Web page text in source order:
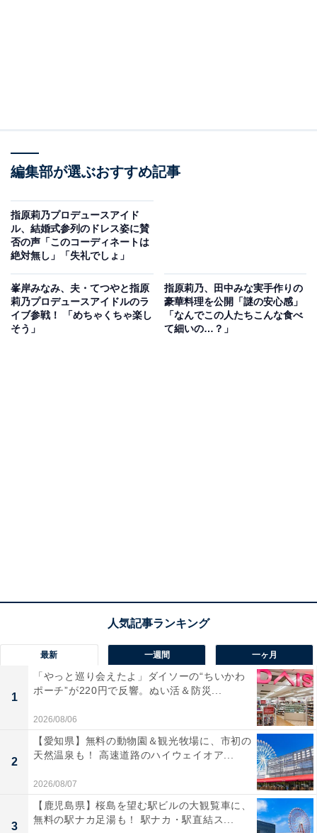
編集部が選ぶおすすめ記事
指原莉乃プロデュースアイド
ル、結婚式参列のドレス姿に賛
否の声「このコーディネートは
絶対無し」「失礼でしょ」
峯岸みなみ、夫・てつやと指原
莉乃プロデュースアイドルのラ
イブ参戦！ 「めちゃくちゃ楽し
そう」
指原莉乃、田中みな実手作りの
豪華料理を公開「謎の安心感」
「なんでこの人たちこんな食べ
て細いの…？」
最新 一週間 一ヶ月
1
「やっと巡り会えたよ」ダイソーの“ちいかわ
ポーチ”が220円で反響。ぬい活＆防災...
2026/08/06
2
【愛知県】無料の動物園＆観光牧場に、市初の
天然温泉も！ 高速道路のハイウェイオア...
2026/08/07
3
【鹿児島県】桜島を望む駅ビルの大観覧車に、
無料の駅ナカ足湯も！ 駅ナカ・駅直結ス...